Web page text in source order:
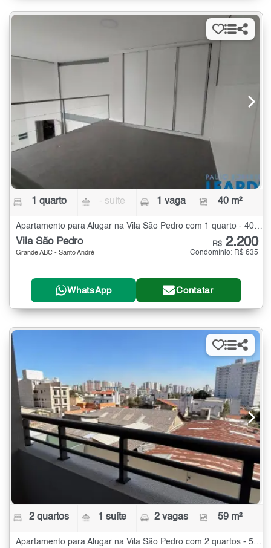
1 quarto - suíte 1 vaga 40 m²
Apartamento para Alugar na Vila São Pedro com 1 quarto - 40 m²
Vila São Pedro
Grande ABC - Santo André
R$ 2.200
Condomínio: R$ 635
WhatsApp Contatar
2 quartos 1 suíte 2 vagas 59 m²
Apartamento para Alugar na Vila São Pedro com 2 quartos - 59 m²